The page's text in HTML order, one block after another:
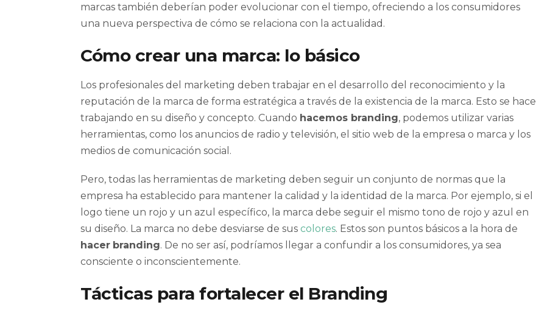
marcas también deberían poder evolucionar con el tiempo, ofreciendo a los consumidores
una nueva perspectiva de cómo se relaciona con la actualidad.
Cómo crear una marca: lo básico
Los profesionales del marketing deben trabajar en el desarrollo del reconocimiento y la
reputación de la marca de forma estratégica a través de la existencia de la marca. Esto se hace
trabajando en su diseño y concepto. Cuando hacemos branding, podemos utilizar varias
herramientas, como los anuncios de radio y televisión, el sitio web de la empresa o marca y los
medios de comunicación social.
Pero, todas las herramientas de marketing deben seguir un conjunto de normas que la
empresa ha establecido para mantener la calidad y la identidad de la marca. Por ejemplo, si el
logo tiene un rojo y un azul específico, la marca debe seguir el mismo tono de rojo y azul en
su diseño. La marca no debe desviarse de sus colores. Estos son puntos básicos a la hora de
hacer branding. De no ser así, podríamos llegar a confundir a los consumidores, ya sea
consciente o inconscientemente.
Tácticas para fortalecer el Branding